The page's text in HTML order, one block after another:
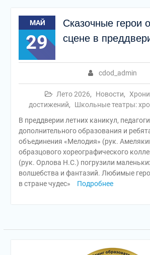
МАЙ
29
Сказочные герои
сцене в
cdod_admin
Лето 2026, Новости,
достижений,
Школьные театры:
В преддверии летних каникул,
дополнительного образования и
объединения «Мелодия» (рук.
образцового хореографического
(рук. Орлова Н.С.) погрузили
волшебства и фантазий. Любимые
в стране чудес»
Подробнее